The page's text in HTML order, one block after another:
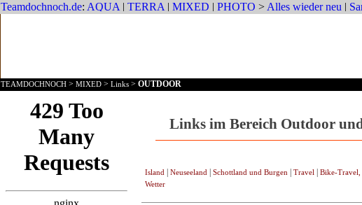
TEAMDOCHNOCH > MIXED > Links > OUTDOOR
Links im Bereich Outdoor
Island Neuseeland Schottland und Burgen Travel Bike-Travel,
Wetter